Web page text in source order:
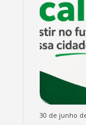
30 de junho